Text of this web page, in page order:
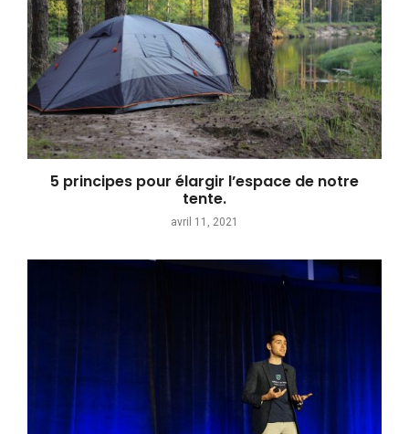
5 principes pour élargir l’espace de notre
tente.
avril 11, 2021